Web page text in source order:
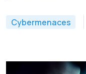
Cybermenaces